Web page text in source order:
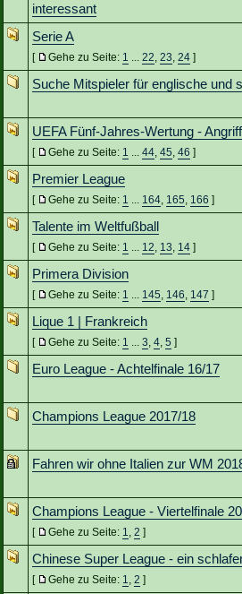
interessant
Serie A
[ Gehe zu Seite: 1 ... 22, 23, 24 ]
Suche Mitspieler für englische und
UEFA Fünf-Jahres-Wertung -
[ Gehe zu Seite: 1 ... 44, 45, 46 ]
Premier League
[ Gehe zu Seite: 1 ... 164, 165, 166 ]
Talente im Weltfußball
[ Gehe zu Seite: 1 ... 12, 13, 14 ]
Primera Division
[ Gehe zu Seite: 1 ... 145, 146, 147 ]
Lique 1 | Frankreich
[ Gehe zu Seite: 1 ... 3, 4, 5 ]
Euro League - Achtelfinale 16/17
Champions League 2017/18
Fahren wir ohne Italien zur WM
Champions League - Viertelfinale
[ Gehe zu Seite: 1, 2 ]
Chinese Super League - ein
[ Gehe zu Seite: 1, 2 ]